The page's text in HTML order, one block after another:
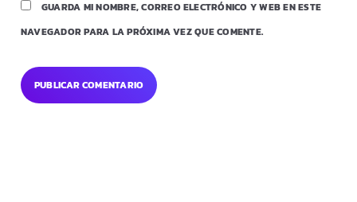
GUARDA MI NOMBRE, CORREO ELECTRÓNICO Y WEB EN ESTE
NAVEGADOR PARA LA PRÓXIMA VEZ QUE COMENTE.